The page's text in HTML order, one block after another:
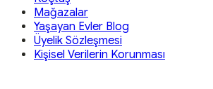
Mağazalar
Yaşayan Evler Blog
Üyelik Sözleşmesi
Kişisel Verilerin Korunması